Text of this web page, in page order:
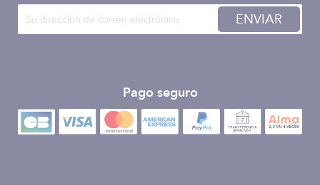
ENVIAR
Pago seguro